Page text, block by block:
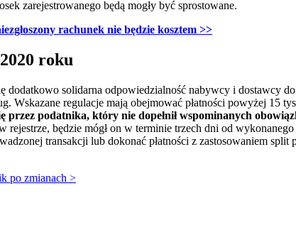
zarejestrowanego będą mogły być sprostowane.
rachunek nie będzie kosztem >>
roku
dodatkowo solidarna odpowiedzialność nabywcy i dostawcy
Wskazane regulacje mają obejmować płatności powyżej 15
przez podatnika, który nie dopełnił wspominanych
rejestrze, będzie mógł on w terminie trzech dni od
transakcji lub dokonać płatności z zastosowaniem
po zmianach >